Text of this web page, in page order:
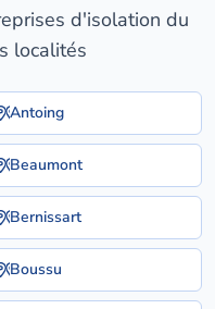
d'isolation du
localités
Antoing
Beaumont
Bernissart
Boussu